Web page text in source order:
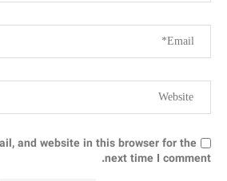
and website in this browser for the
next time I comment.